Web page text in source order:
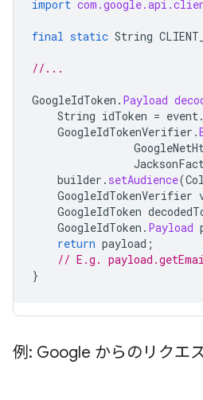
import
final static String
//...
GoogleIdToken . Payload
String idToken = event.
GoogleIdTokenVerifier .
builder . setAudience(
GoogleIdTokenVerifier
GoogleIdToken
GoogleIdToken . Payload
return payload ;
// E.g.
}
例: Google からのリクエ